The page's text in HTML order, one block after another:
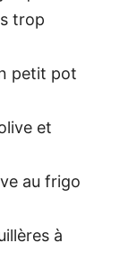
trop
petit pot
et
au frigo
à